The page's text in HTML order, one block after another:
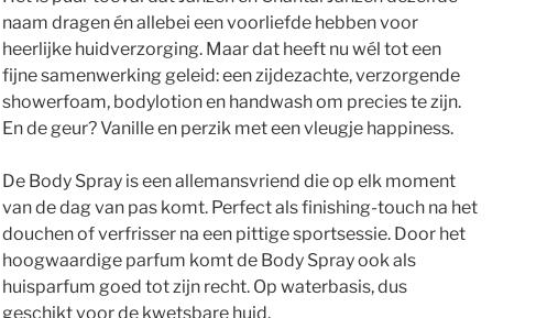
naam dragen én allebei een voorliefde hebben voor
heerlijke huidverzorging. Maar dat heeft nu wél tot een
fijne samenwerking geleid: een zijdezachte, verzorgende
showerfoam, bodylotion en handwash om precies te zijn.
En de geur? Vanille en perzik met een vleugje happiness.
De Body Spray is een allemansvriend die op elk moment
van de dag van pas komt. Perfect als finishing-touch na het
douchen of verfrisser na een pittige sportsessie. Door het
hoogwaardige parfum komt de Body Spray ook als
huisparfum goed tot zijn recht. Op waterbasis, dus
geschikt voor de kwetsbare huid.